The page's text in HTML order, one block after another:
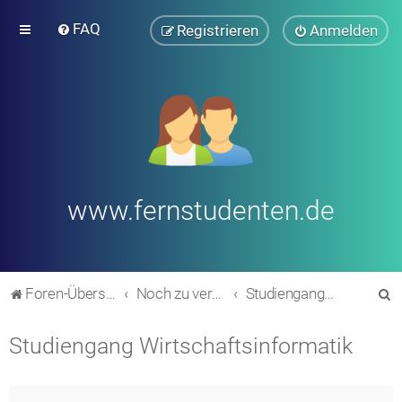
FAQ Anmelden
Registrieren
www.fernstudenten.de
Foren-Übersicht Noch zu verschieben in andere Bereiche (alte Forumsstruktur) Studiengang Wirtschaftsinformatik
Studiengang Wirtschaftsinformatik